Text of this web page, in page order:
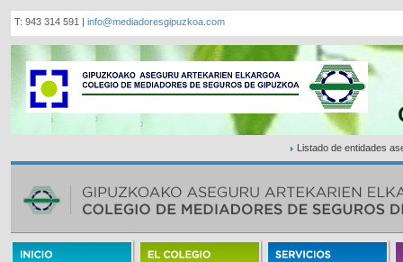
T: 943 314 591 | info@mediadoresgipuzkoa.com
Listado de entidades